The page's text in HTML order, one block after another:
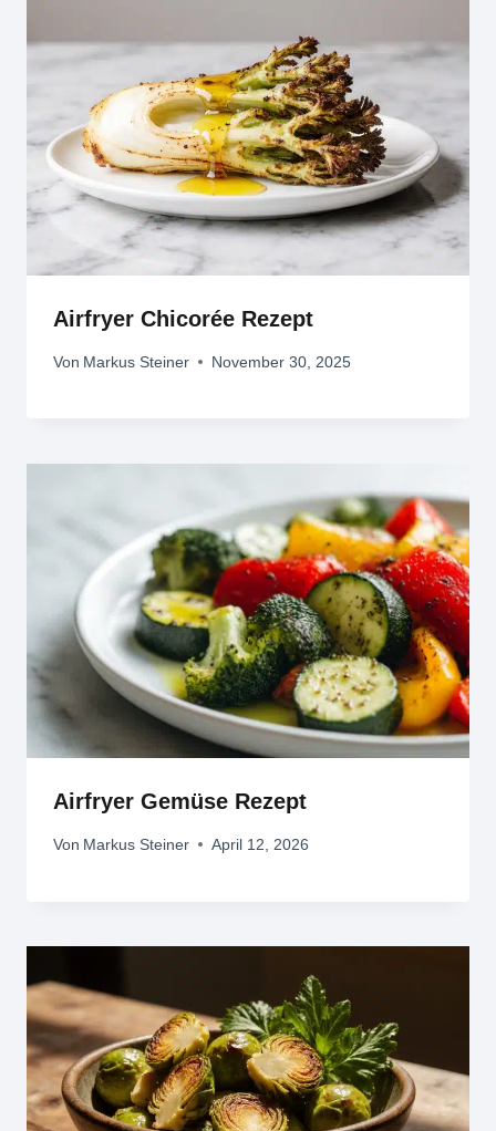
Airfryer Chicorée Rezept
Von Markus Steiner November 30, 2025
Airfryer Gemüse Rezept
Von Markus Steiner April 12, 2026